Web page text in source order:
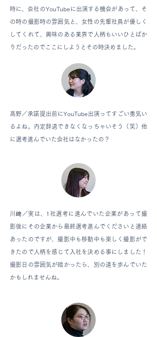
時に、会社のYouTubeに出演する機会があって、そ
の時の撮影時の雰囲気と、女性の先輩社員が優しく
してくれて、興味のある業界で人柄もいいひとばか
りだったのでここにしようとその時決めました。
高野／承諾提出前にYouTube出演ってすごい勇気い
るよね。内定辞退できなくなっちゃいそう（笑）他
に選考進んでいた会社はなかったの？
川﨑 ／実は、1社選考に進んでいた企業があって撮
影後にその企業から最終選考進んでくださいと連絡
あったのですが、撮影中も移動中も楽しく撮影がで
きたので人柄を感じて入社を決める事にしました！
撮影日の雰囲気が暗かったら、別の道を歩んでいた
かもしれませんね。